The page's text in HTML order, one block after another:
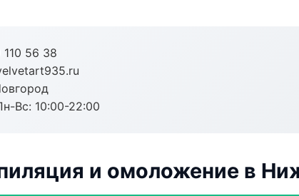
56 38
Вс: 10:00-22:00
и омоложение в